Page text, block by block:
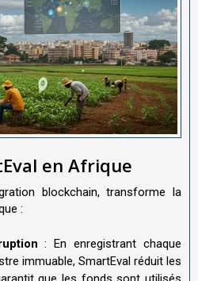
en Afrique
blockchain, transforme la
:
: En enregistrant chaque
immuable, SmartEval réduit les